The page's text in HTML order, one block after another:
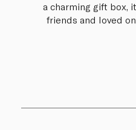
a charming gift box,
friends and loved